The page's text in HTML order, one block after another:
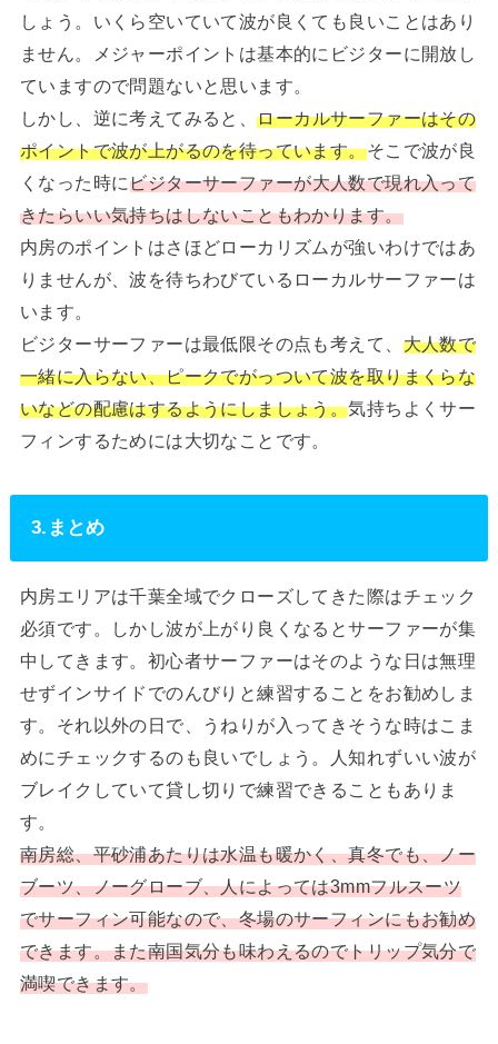
しょう。いくら空いていて波が良くても良いことはあり
ません。メジャーポイントは基本的にビジターに開放し
ていますので問題ないと思います。
しかし、逆に考えてみると、ローカルサーファーはその
ポイントで波が上がるのを待っています。そこで波が良
くなった時にビジターサーファーが大人数で現れ入って
きたらいい気持ちはしないこともわかります。
内房のポイントはさほどローカリズムが強いわけではあ
りませんが、波を待ちわびているローカルサーファーは
います。
ビジターサーファーは最低限その点も考えて、 大人数で
一緒に入らない、ピークでがっついて波を取りまくらな
いなどの配慮はするようにしましょう。気持ちよくサー
フィンするためには大切なことです。
3.まとめ
内房エリアは千葉全域でクローズしてきた際はチェック
必須です。しかし波が上がり良くなるとサーファーが集
中してきます。初心者サーファーはそのような日は無理
せずインサイドでのんびりと練習することをお勧めしま
す。それ以外の日で、うねりが入ってきそうな時はこま
めにチェックするのも良いでしょう。人知れずいい波が
ブレイクしていて貸し切りで練習できることもありま
す。
南房総、平砂浦あたりは水温も暖かく、真冬でも、ノー
ブーツ、ノーグローブ、人によっては3mmフルスーツ
でサーフィン可能なので、冬場のサーフィンにもお勧め
できます。また南国気分も味わえるのでトリップ気分で
満喫できます。